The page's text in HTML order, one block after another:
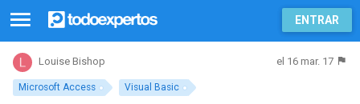
ENTRAR
Microsoft Access Visual Basic
Louise Bishop el 16 mar. 17